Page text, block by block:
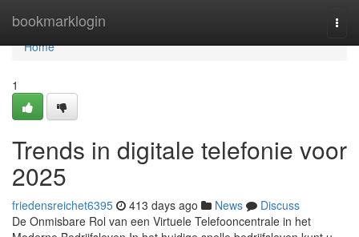
bookmarklogin
Home
Home
1
Trends in digitale telefonie voor
2025
friedensreichet6395 413 days ago News
Discuss
De Onmisbare Rol van een Virtuele Telefooncentrale in het